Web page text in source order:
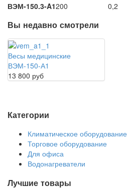
ВЭМ-150.3-A1200 0,2
Вы недавно смотрели
Весы медицинские
ВЭМ-150-А1
13 800 руб
Категории
Климатическое оборудование
Торговое оборудование
Для офиса
Водонагреватели
Лучшие товары